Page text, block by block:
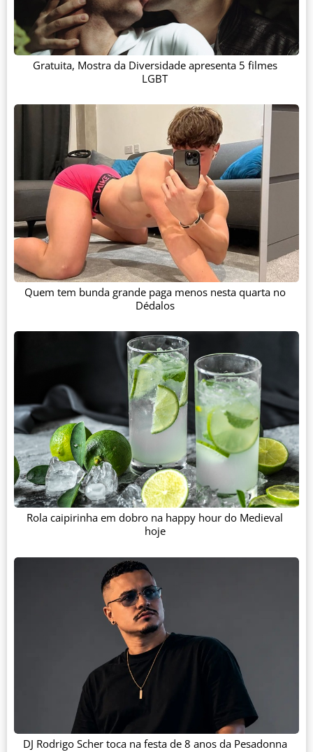
Gratuita, Mostra da Diversidade apresenta 5 filmes
LGBT
Quem tem bunda grande paga menos nesta quarta no
Dédalos
Rola caipirinha em dobro na happy hour do Medieval
hoje
DJ Rodrigo Scher toca na festa de 8 anos da Pesadonna